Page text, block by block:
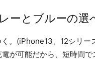
ーとブルーの選
。(iPhone13、12シリー
が可能だから、短時間で